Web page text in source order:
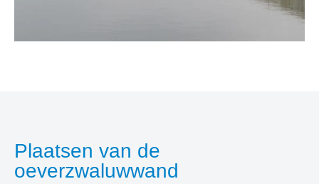
Plaatsen van de
oeverzwaluwwand